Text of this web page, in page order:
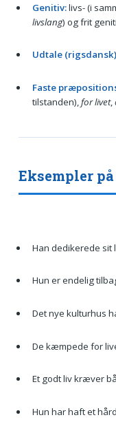
Genitiv:livs- (i
livslang) og frit
Udtale
Faste
tilstanden),for livet,
Eksempler
Han dedikerede sit
Hun er endelig
Det nye kulturhus
De kæmpede for
Et godt liv kræver
Hun har haft et